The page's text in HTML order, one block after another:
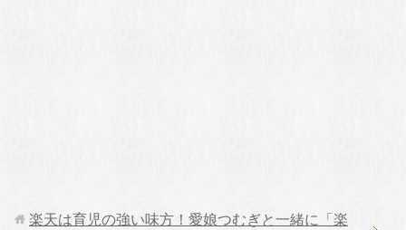
楽天は育児の強い味方！愛娘つむぎと一緒に「楽